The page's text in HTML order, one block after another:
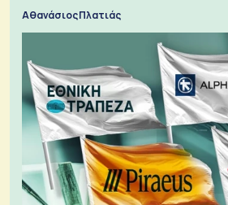
Αθανάσιος Πλατιάς